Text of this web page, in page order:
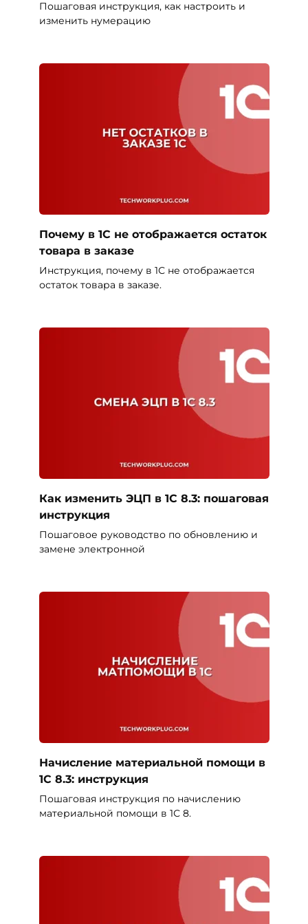
Пошаговая инструкция, как настроить и
изменить нумерацию
Почему в 1С не отображается остаток
товара в заказе
Инструкция, почему в 1С не отображается
остаток товара в заказе.
Как изменить ЭЦП в 1С 8.3: пошаговая
инструкция
Пошаговое руководство по обновлению и
замене электронной
Начисление материальной помощи в
1С 8.3: инструкция
Пошаговая инструкция по начислению
материальной помощи в 1С 8.